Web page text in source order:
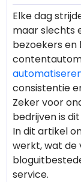
Elke dag
maar slechts
bezoekers en
consistentie
Zeker voor
bedrijven is
In dit artikel
werkt, wat de
service.